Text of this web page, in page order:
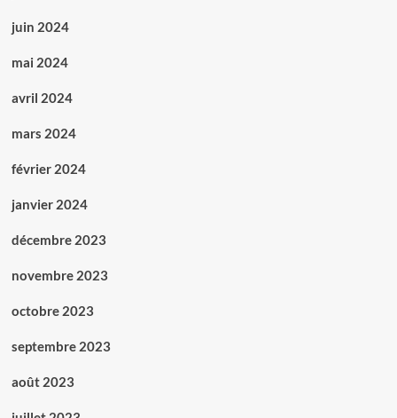
juin 2024
mai 2024
avril 2024
mars 2024
février 2024
janvier 2024
décembre 2023
novembre 2023
octobre 2023
septembre 2023
août 2023